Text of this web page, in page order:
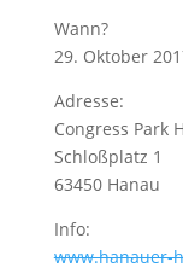
Wann?
29. Oktober
Adresse:
Congress Park
Schloßplatz 1
63450 Hanau
Info:
www.hanauer-